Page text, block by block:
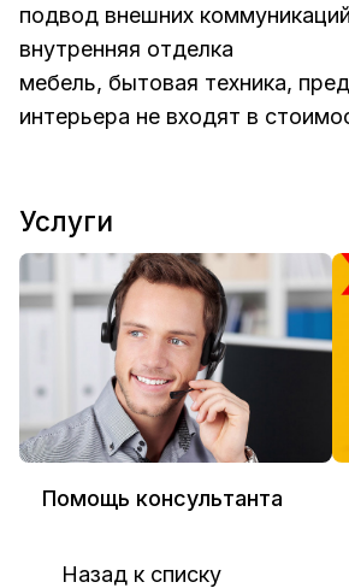
подвод внешних коммуникаций
внутренняя отделка
мебель, бытовая техника,
интерьера не входят в
Услуги
Помощь консультанта
Назад к списку